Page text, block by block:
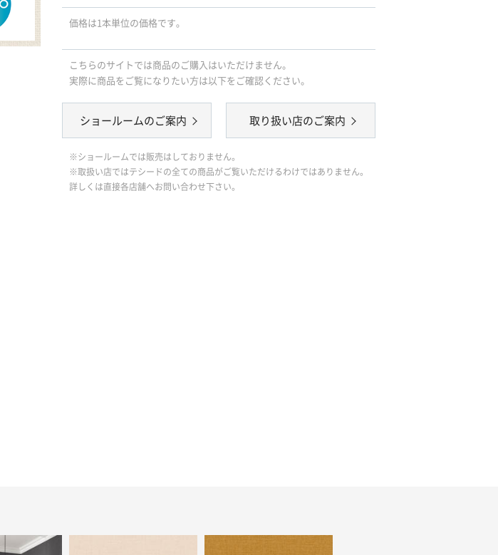
価格は1本単位の価格です｡
こちらのサイトでは商品のご購入はいただけません。
実際に商品をご覧になりたい方は以下をご確認ください。
ショールームのご案内 取り扱い店のご案内
※ショールームでは販売はしておりません。
※取扱い店ではテシードの全ての商品がご覧いただけるわけではありません。
詳しくは直接各店舗へお問い合わせ下さい。